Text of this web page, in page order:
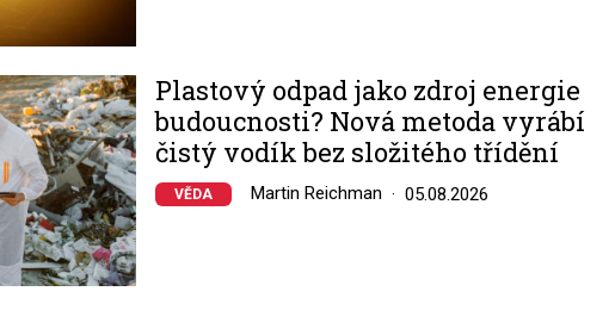
Plastový odpad jako zdroj energie
budoucnosti? Nová metoda vyrábí
čistý vodík bez složitého třídění
VĚDA Martin Reichman 05.08.2026